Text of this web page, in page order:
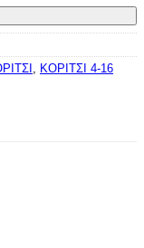
ΚΟΡΙΤΣΙ 4-16